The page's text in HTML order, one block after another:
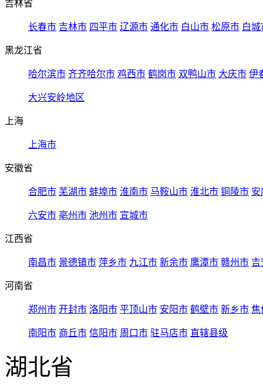
吉林省
长春市 吉林市 四平市 辽源市 通化市 白山市 松原市 白城
黑龙江省
哈尔滨市 齐齐哈尔市 鸡西市 鹤岗市 双鸭山市 大庆市 伊
大兴安岭地区
上海
上海市
安徽省
合肥市 芜湖市 蚌埠市 淮南市 马鞍山市 淮北市 铜陵市 安
六安市 亳州市 池州市 宣城市
江西省
南昌市 景德镇市 萍乡市 九江市 新余市 鹰潭市 赣州市 吉
河南省
郑州市 开封市 洛阳市 平顶山市 安阳市 鹤壁市 新乡市 焦
南阳市 商丘市 信阳市 周口市 驻马店市 直辖县级
湖北省